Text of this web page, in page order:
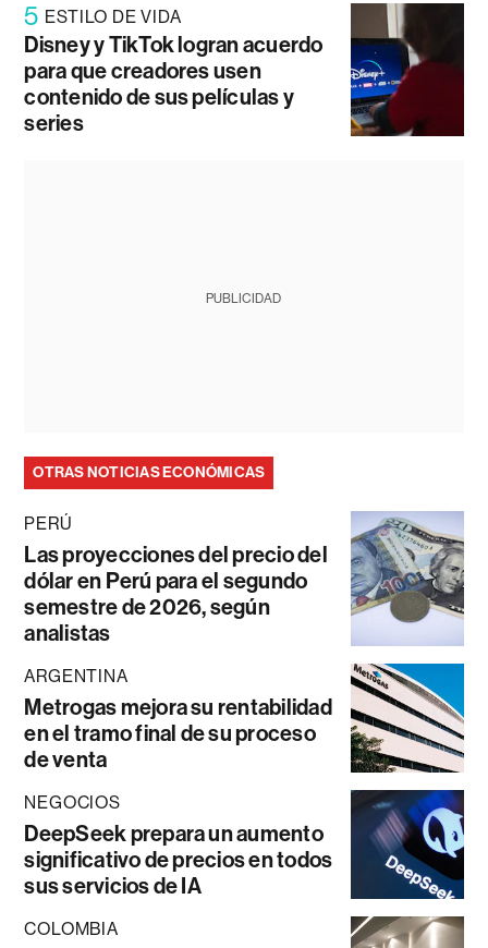
5 ESTILO DE VIDA
Disney y TikTok logran acuerdo
para que creadores usen
contenido de sus películas y
series
PUBLICIDAD
OTRAS NOTICIAS ECONÓMICAS
PERÚ
Las proyecciones del precio del
dólar en Perú para el segundo
semestre de 2026, según
analistas
ARGENTINA
Metrogas mejora su rentabilidad
en el tramo final de su proceso
de venta
NEGOCIOS
DeepSeek prepara un aumento
significativo de precios en todos
sus servicios de IA
COLOMBIA